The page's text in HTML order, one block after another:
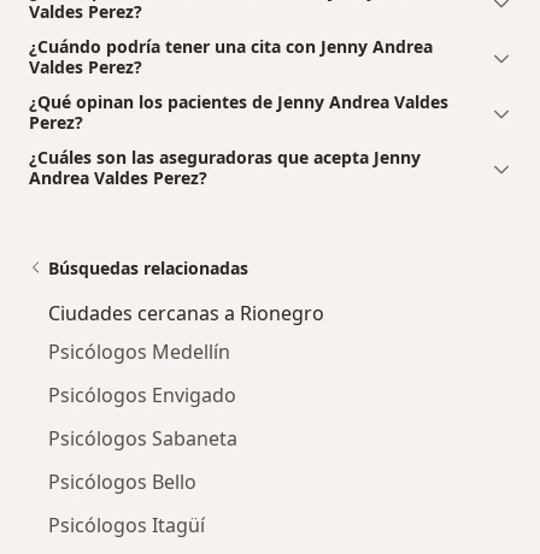
Valdes Perez?
¿Cuándo podría tener una cita con Jenny Andrea
Valdes Perez?
¿Qué opinan los pacientes de Jenny Andrea Valdes
Perez?
¿Cuáles son las aseguradoras que acepta Jenny
Andrea Valdes Perez?
Búsquedas relacionadas
Ciudades cercanas a Rionegro
Psicólogos Medellín
Psicólogos Envigado
Psicólogos Sabaneta
Psicólogos Bello
Psicólogos Itagüí